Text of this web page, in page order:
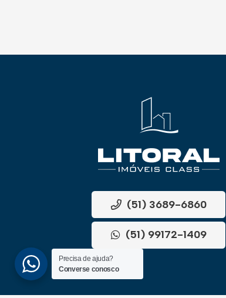
(51) 3689-6860
(51) 99172-1409
Precisa de ajuda?
Converse conosco